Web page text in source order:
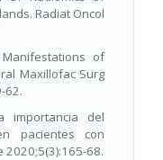
Radiat Oncol
of
Maxillofac Surg
62.
importancia del
pacientes con
2020;5(3):165-68.